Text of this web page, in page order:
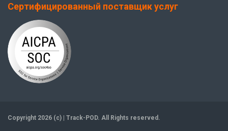
Сертифицированный поставщик услуг
Copyright 2026 (c) | Track-POD. All Rights reserved.